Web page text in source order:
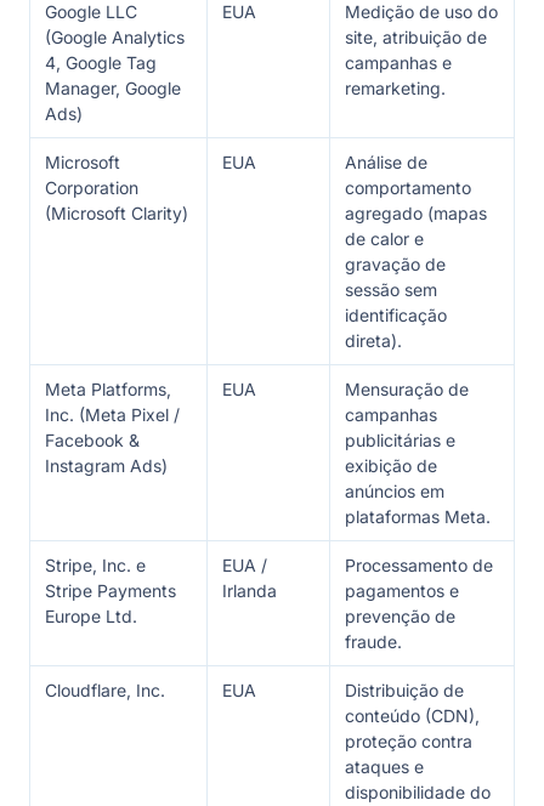
Google LLC
(Google Analytics
4, Google Tag
Manager, Google
Ads)
EUA
Medição de uso do
site, atribuição de
campanhas e
remarketing.
Microsoft
Corporation
(Microsoft Clarity)
EUA
Análise de
comportamento
agregado (mapas
de calor e
gravação de
sessão sem
identificação
direta).
Meta Platforms,
Inc. (Meta Pixel /
Facebook &
Instagram Ads)
EUA
Mensuração de
campanhas
publicitárias e
exibição de
anúncios em
plataformas Meta.
Stripe, Inc. e
Stripe Payments
Europe Ltd.
EUA /
Irlanda
Processamento de
pagamentos e
prevenção de
fraude.
Cloudflare, Inc. EUA
Distribuição de
conteúdo (CDN),
proteção contra
ataques e
disponibilidade do